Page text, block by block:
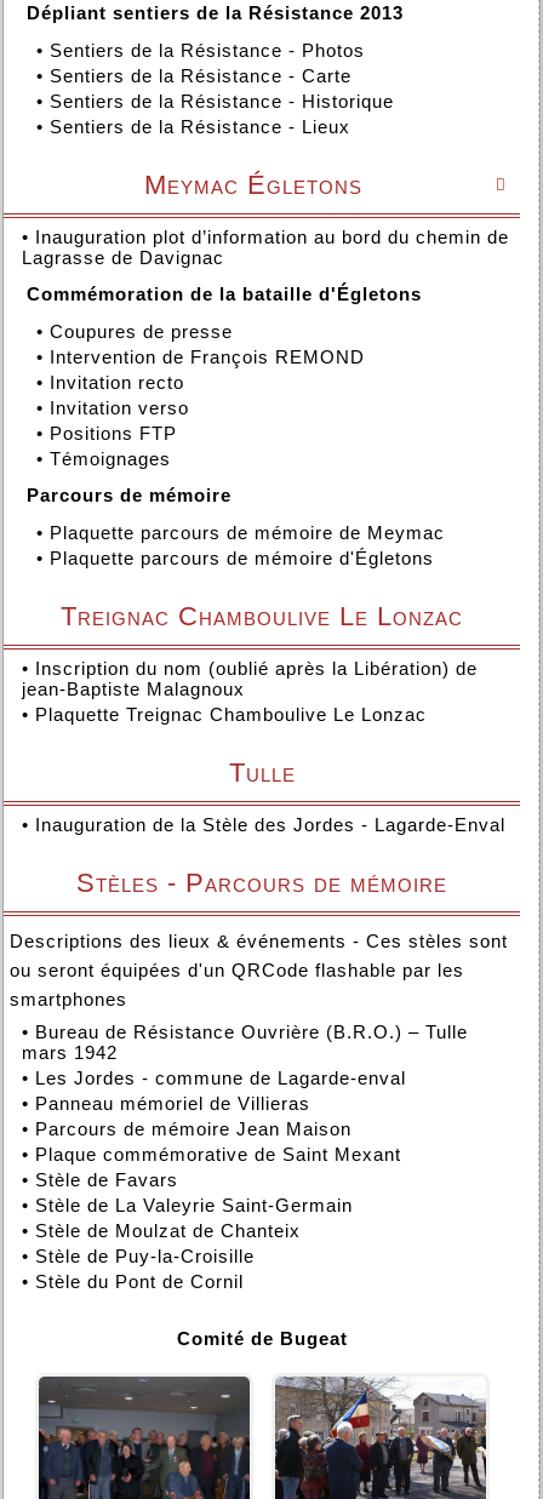
Dépliant sentiers de la Résistance 2013
• Sentiers de la Résistance - Photos
• Sentiers de la Résistance - Carte
• Sentiers de la Résistance - Historique
• Sentiers de la Résistance - Lieux

Meymac Égletons
• Inauguration plot d’information au bord du chemin de
Lagrasse de Davignac
Commémoration de la bataille d'Égletons
• Coupures de presse
• Intervention de François REMOND
• Invitation recto
• Invitation verso
• Positions FTP
• Témoignages
Parcours de mémoire
• Plaquette parcours de mémoire de Meymac
• Plaquette parcours de mémoire d'Égletons
Treignac Chamboulive Le Lonzac
• Inscription du nom (oublié après la Libération) de
jean-Baptiste Malagnoux
• Plaquette Treignac Chamboulive Le Lonzac
Tulle
• Inauguration de la Stèle des Jordes - Lagarde-Enval
Stèles - Parcours de mémoire
Descriptions des lieux & événements - Ces stèles sont
ou seront équipées d'un QRCode flashable par les
smartphones
• Bureau de Résistance Ouvrière (B.R.O.) – Tulle
mars 1942
• Les Jordes - commune de Lagarde-enval
• Panneau mémoriel de Villieras
• Parcours de mémoire Jean Maison
• Plaque commémorative de Saint Mexant
• Stèle de Favars
• Stèle de La Valeyrie Saint-Germain
• Stèle de Moulzat de Chanteix
• Stèle de Puy-la-Croisille
• Stèle du Pont de Cornil
Comité de Bugeat